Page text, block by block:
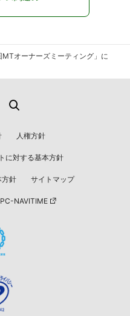
MTオーナーズミーティング」に
人権方針
に対する基本方針
方針 サイトマップ
PC-NAVITIME